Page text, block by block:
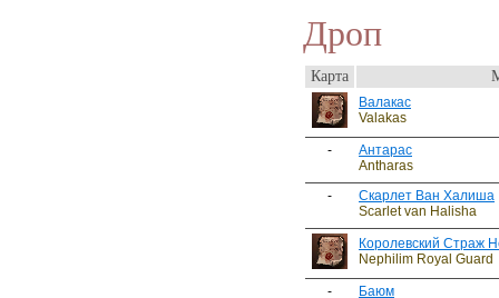
Дроп
Карта
Валакас
Valakas
-
Антарас
Antharas
-
Скарлет Ван Халиша
Scarlet van Halisha
Королевский Страж
Nephilim Royal Guard
-
Баюм